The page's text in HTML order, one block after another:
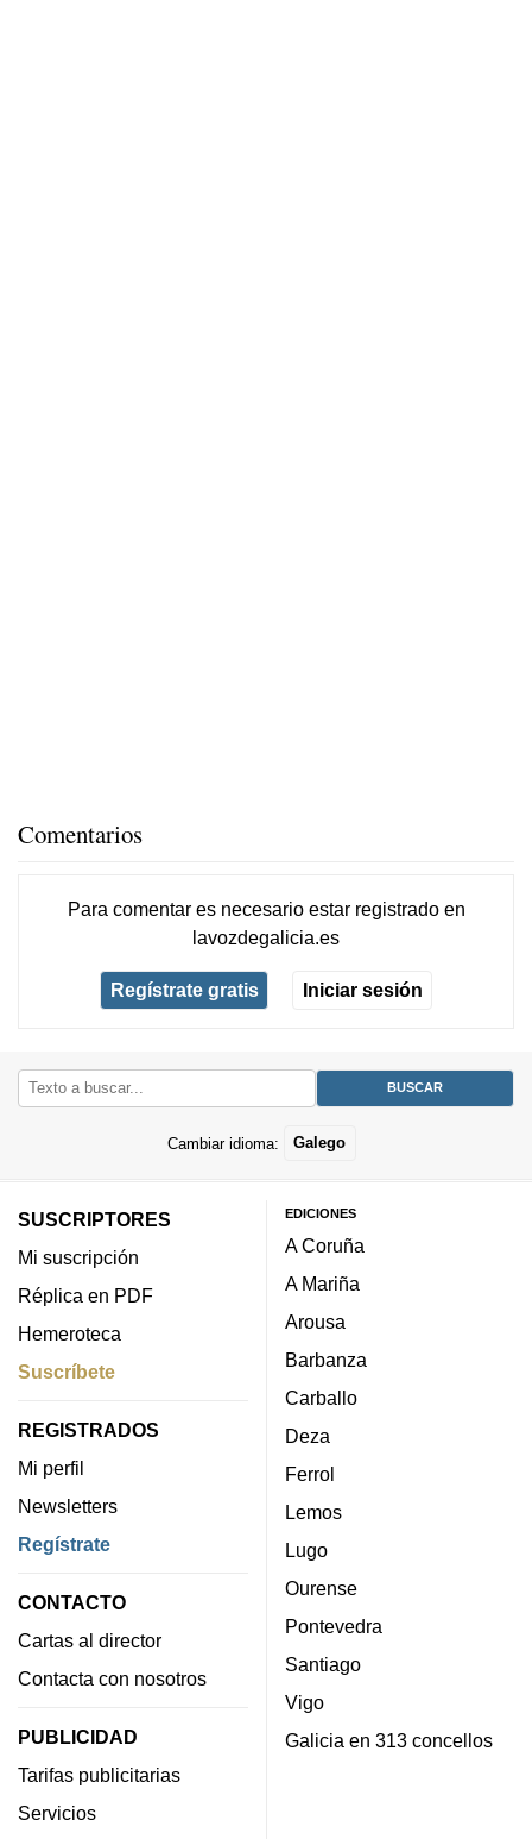
Comentarios
Para comentar es necesario estar registradoen
lavozdegalicia.es
Regístrate gratis Iniciar sesión
Cambiar idioma: Galego
SUSCRIPTORES
Mi suscripción
Réplica en PDF
Hemeroteca
Suscríbete
REGISTRADOS
Mi perfil
Newsletters
Regístrate
CONTACTO
Cartas al director
Contacta con nosotros
PUBLICIDAD
Tarifas publicitarias
Servicios
EDICIONES
A Coruña
A Mariña
Arousa
Barbanza
Carballo
Deza
Ferrol
Lemos
Lugo
Ourense
Pontevedra
Santiago
Vigo
Galicia en 313 concellos